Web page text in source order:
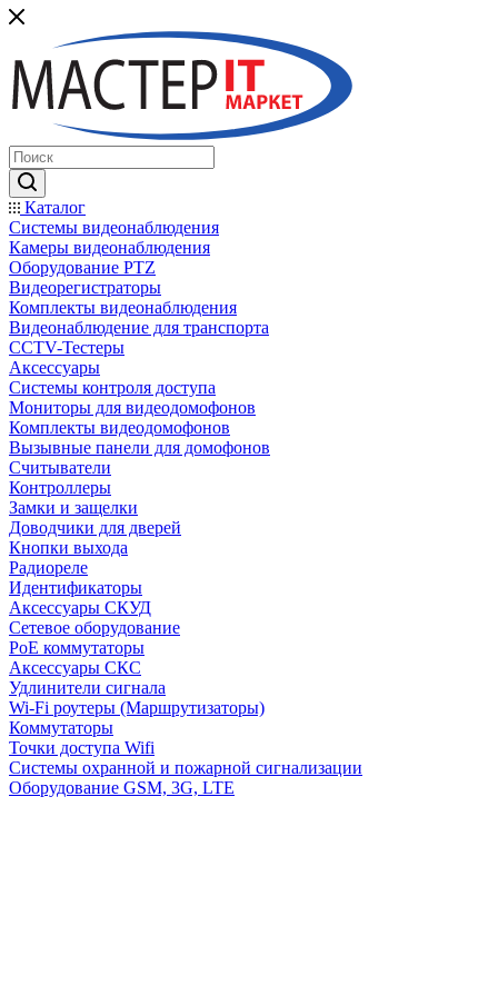
Каталог
Системы видеонаблюдения
Камеры видеонаблюдения
Оборудование PTZ
Видеорегистраторы
Комплекты видеонаблюдения
Видеонаблюдение для транспорта
CCTV-Тестеры
Аксессуары
Системы контроля доступа
Мониторы для видеодомофонов
Комплекты видеодомофонов
Вызывные панели для домофонов
Считыватели
Контроллеры
Замки и защелки
Доводчики для дверей
Кнопки выхода
Радиореле
Идентификаторы
Аксессуары СКУД
Сетевое оборудование
PoE коммутаторы
Аксессуары СКС
Удлинители сигнала
Wi-Fi роутеры (Маршрутизаторы)
Коммутаторы
Точки доступа Wifi
Системы охранной и пожарной сигнализации
Оборудование GSM, 3G, LTE